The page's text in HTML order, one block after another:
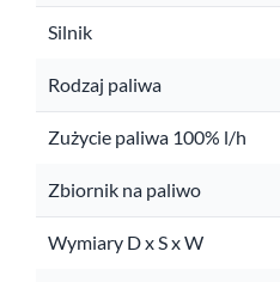
Silnik
Rodzaj paliwa
Zużycie paliwa 100% l/h
Zbiornik na paliwo
Wymiary D x S x W